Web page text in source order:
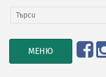
TOGGLE
NAVIGATION
МЕНЮ